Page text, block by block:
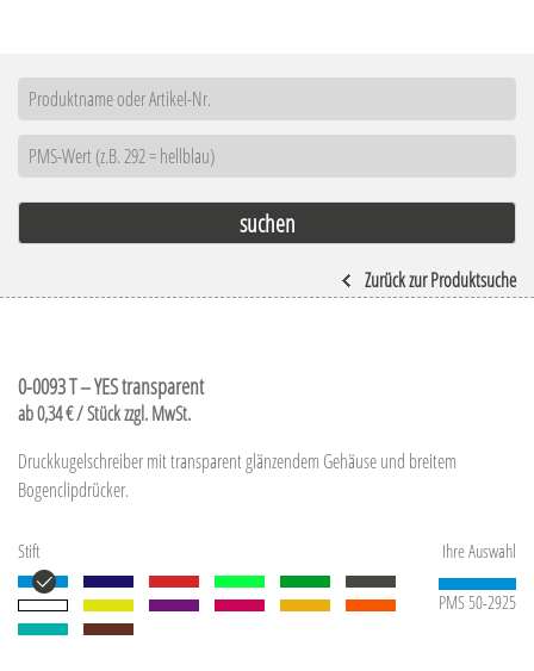
Zurück zur Produktsuche
0-0093 T – YES transparent
ab 0,34 € / Stück zzgl. MwSt.
Druckkugelschreiber mit transparent glänzendem Gehäuse und breitem
Bogenclipdrücker.
Ihre Auswahl
Stift
PMS 50-2925